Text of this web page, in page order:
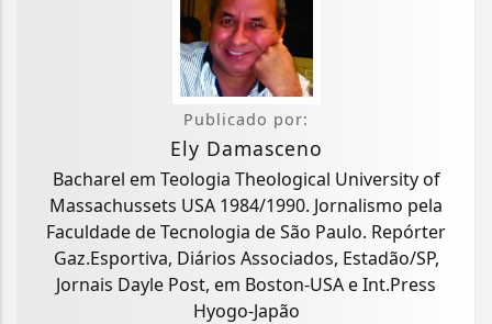
Publicado por:
Ely Damasceno
Bacharel em Teologia Theological University of
Massachussets USA 1984/1990. Jornalismo pela
Faculdade de Tecnologia de São Paulo. Repórter
Gaz.Esportiva, Diários Associados, Estadão/SP,
Jornais Dayle Post, em Boston-USA e Int.Press
Hyogo-Japão